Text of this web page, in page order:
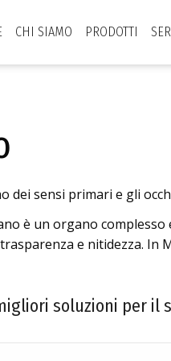
CHI SIAMO PRODOTTI
dei sensi primari e gli
è un organo
e nitidezza. In
soluzioni per il